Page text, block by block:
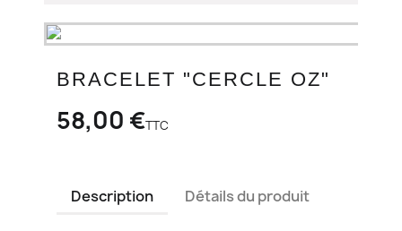
BRACELET "CERCLE OZ"
58,00 €TTC
Description Détails du produit